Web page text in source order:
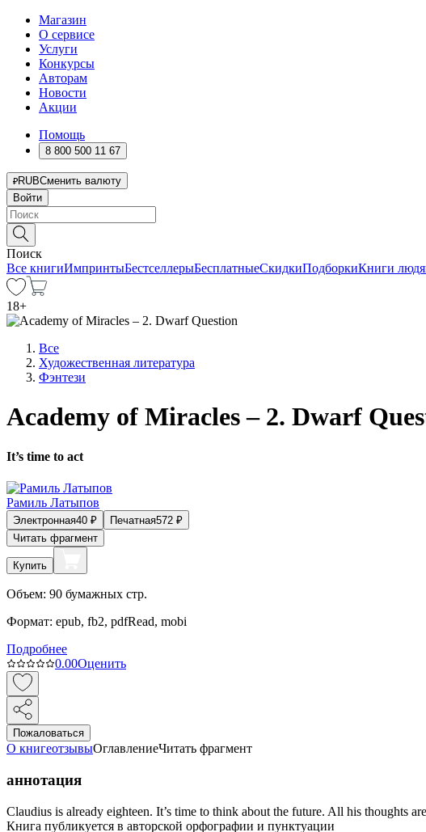
Магазин
О сервисе
Услуги
Конкурсы
Авторам
Новости
Акции
Помощь
8 800 500 11 67
RUBСменить валюту
Войти
Поиск
Все книгиИмпринтыБестселлерыБесплатныеСкидкиПодборкиКниги
18+
Все
Художественная литература
Фэнтези
Academy of Miracles – 2. Dwarf
It’s time to act
Рамиль Латыпов
Электронная40 ₽ Печатная572 ₽
Читать фрагмент
Купить
Объем: 90 бумажных стр.
Формат: epub, fb2, pdfRead, mobi
Подробнее
0.00Оценить
Пожаловаться
О книгеотзывыОглавлениеЧитать фрагмент
аннотация
Claudius is already eighteen. It’s time to think about the future. All his thoughts
Книга публикуется в авторской орфографии и пунктуации